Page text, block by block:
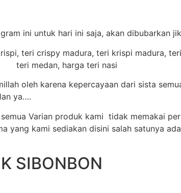
ini untuk hari ini saja, akan dibubarkan
oleh karena kepercayaan dari sista
ya….
Varian produk kami tidak memakai
kami sediakan disini salah satunya
SIBONBON